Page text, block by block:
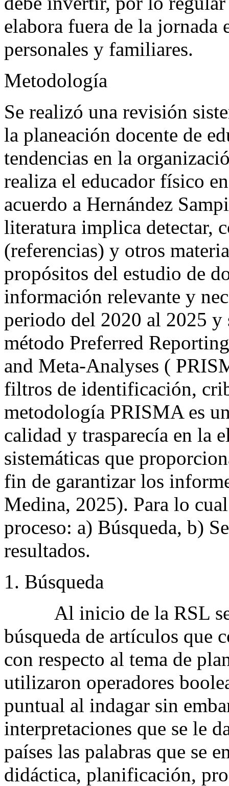
elabora fuera de la jornada
personales y familiares.
Metodología
Se realizó una revisión
la planeación docente de
tendencias en la
realiza el educador físico
acuerdo a Hernández
literatura implica detectar,
(referencias) y otros
propósitos del estudio de
información relevante y
periodo del 2020 al 2025 y
método Preferred
and Meta-Analyses (
filtros de identificación,
metodología PRISMA es
calidad y trasparecía en la
sistemáticas que
fin de garantizar los
Medina, 2025). Para lo
proceso: a) Búsqueda, b)
resultados.
Búsqueda
Al inicio de la RSL se
búsqueda de artículos que
con respecto al tema de
utilizaron operadores
puntual al indagar sin
interpretaciones que se le
países las palabras que se
didáctica, planificación,